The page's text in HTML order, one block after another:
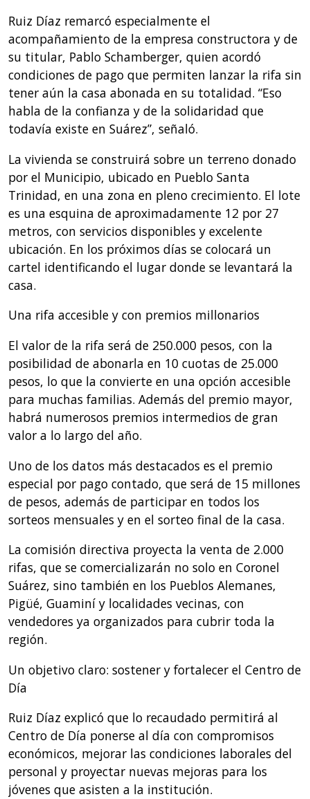
Ruiz Díaz remarcó especialmente el
acompañamiento de la empresa constructora y de
su titular, Pablo Schamberger, quien acordó
condiciones de pago que permiten lanzar la rifa sin
tener aún la casa abonada en su totalidad. “Eso
habla de la confianza y de la solidaridad que
todavía existe en Suárez”, señaló.
La vivienda se construirá sobre un terreno donado
por el Municipio, ubicado en Pueblo Santa
Trinidad, en una zona en pleno crecimiento. El lote
es una esquina de aproximadamente 12 por 27
metros, con servicios disponibles y excelente
ubicación. En los próximos días se colocará un
cartel identificando el lugar donde se levantará la
casa.
Una rifa accesible y con premios millonarios
El valor de la rifa será de 250.000 pesos, con la
posibilidad de abonarla en 10 cuotas de 25.000
pesos, lo que la convierte en una opción accesible
para muchas familias. Además del premio mayor,
habrá numerosos premios intermedios de gran
valor a lo largo del año.
Uno de los datos más destacados es el premio
especial por pago contado, que será de 15 millones
de pesos, además de participar en todos los
sorteos mensuales y en el sorteo final de la casa.
La comisión directiva proyecta la venta de 2.000
rifas, que se comercializarán no solo en Coronel
Suárez, sino también en los Pueblos Alemanes,
Pigüé, Guaminí y localidades vecinas, con
vendedores ya organizados para cubrir toda la
región.
Un objetivo claro: sostener y fortalecer el Centro de
Día
Ruiz Díaz explicó que lo recaudado permitirá al
Centro de Día ponerse al día con compromisos
económicos, mejorar las condiciones laborales del
personal y proyectar nuevas mejoras para los
jóvenes que asisten a la institución.